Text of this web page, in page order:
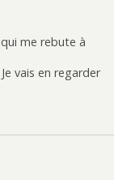
me rebute à
vais en regarder